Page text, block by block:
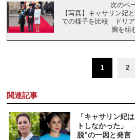
次のペ
【写真】キャサリン
での様子を比較 ドリア
腕を組
1 2
関連記事
「キャサリン妃
トしなかった」
脱”の一因と発言